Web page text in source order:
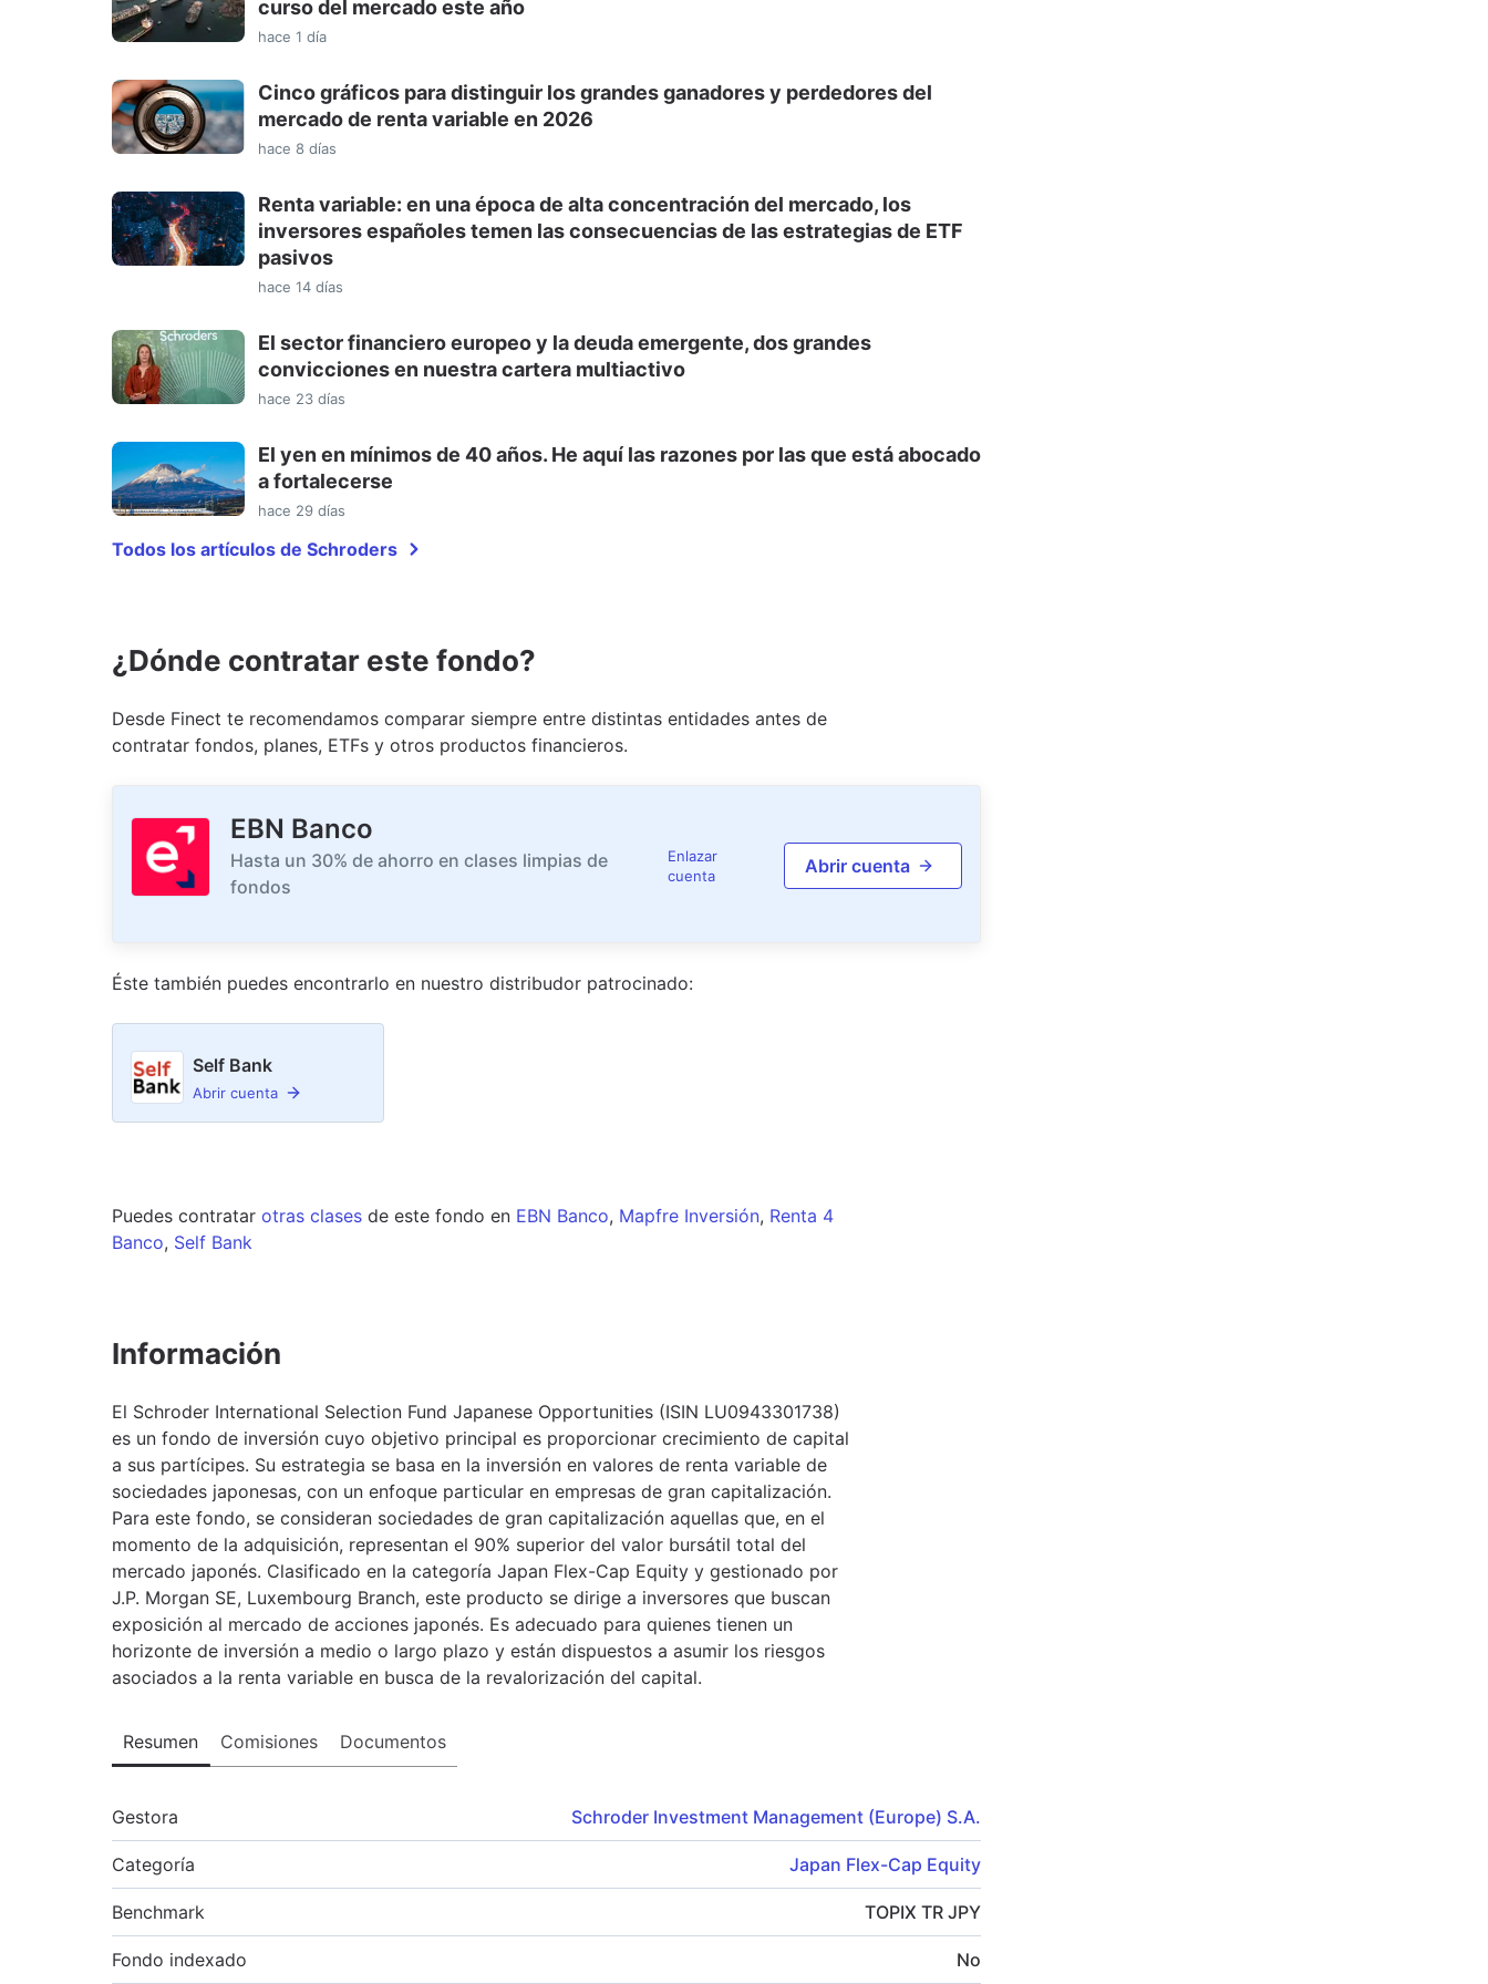
curso del mercado este año
hace 1 día
Cinco gráficos para distinguir los grandes ganadores y perdedores del
mercado de renta variable en 2026
hace 8 días
Renta variable: en una época de alta concentración del mercado, los
inversores españoles temen las consecuencias de las estrategias de ETF
pasivos
hace 14 días
El sector financiero europeo y la deuda emergente, dos grandes
convicciones en nuestra cartera multiactivo
hace 23 días
El yen en mínimos de 40 años. He aquí las razones por las que está abocado
a fortalecerse
hace 29 días
Todos los artículos de Schroders
¿Dónde contratar este fondo?
Desde Finect te recomendamos comparar siempre entre distintas entidades antes de
contratar fondos, planes, ETFs y otros productos financieros.
EBN Banco
Hasta un 30% de ahorro en clases limpias de
fondos
Enlazar
cuenta
Abrir cuenta
Éste también puedes encontrarlo en nuestro distribudor patrocinado:
Self Bank
Abrir cuenta
Puedes contratar otras clases de este fondo en EBN Banco, Mapfre Inversión, Renta 4
Banco, Self Bank
Información
El Schroder International Selection Fund Japanese Opportunities (ISIN LU0943301738)
es un fondo de inversión cuyo objetivo principal es proporcionar crecimiento de capital
a sus partícipes. Su estrategia se basa en la inversión en valores de renta variable de
sociedades japonesas, con un enfoque particular en empresas de gran capitalización.
Para este fondo, se consideran sociedades de gran capitalización aquellas que, en el
momento de la adquisición, representan el 90% superior del valor bursátil total del
mercado japonés. Clasificado en la categoría Japan Flex-Cap Equity y gestionado por
J.P. Morgan SE, Luxembourg Branch, este producto se dirige a inversores que buscan
exposición al mercado de acciones japonés. Es adecuado para quienes tienen un
horizonte de inversión a medio o largo plazo y están dispuestos a asumir los riesgos
asociados a la renta variable en busca de la revalorización del capital.
Resumen Comisiones Documentos
Gestora Schroder Investment Management (Europe) S.A.
Categoría Japan Flex-Cap Equity
Benchmark TOPIX TR JPY
Fondo indexado No